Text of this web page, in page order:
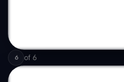
6 of 6